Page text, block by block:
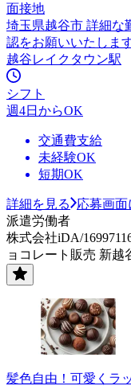
面接地
埼玉県越谷市 詳細な
認をお願いいたしま
越谷レイクタウン駅
シフト
週4日からOK
交通費支給
未経験OK
短期OK
詳細を見る
応募画面
派遣労働者
株式会社iDA/
ョコレート販売 新越
髪色自由！可愛くラ